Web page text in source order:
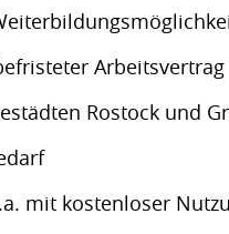
Arbeitsvertrag
Rostock und
mit kostenloser